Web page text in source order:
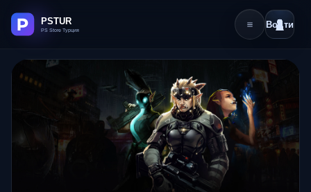
Войти